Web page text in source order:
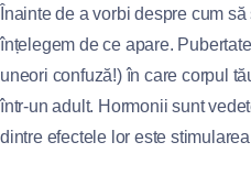
Înainte de a vorbi despre cum
înțelegem de ce apare.
uneori confuză!) în care corpul
într-un adult. Hormonii sunt
dintre efectele lor este